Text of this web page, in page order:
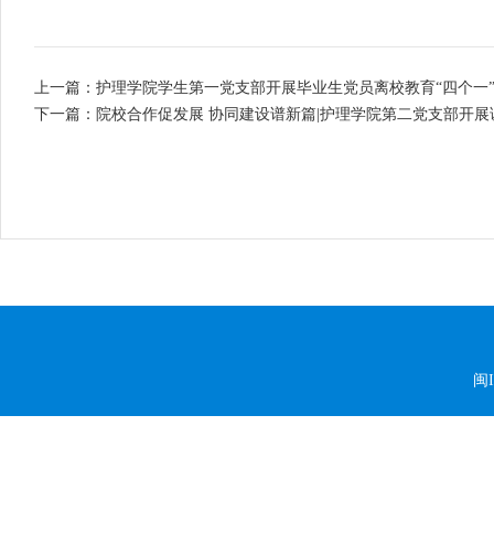
上一篇：护理学院学生第一党支部开展毕业生党员离校教育“四个一
下一篇：院校合作促发展 协同建设谱新篇|护理学院第二党支部开
闽